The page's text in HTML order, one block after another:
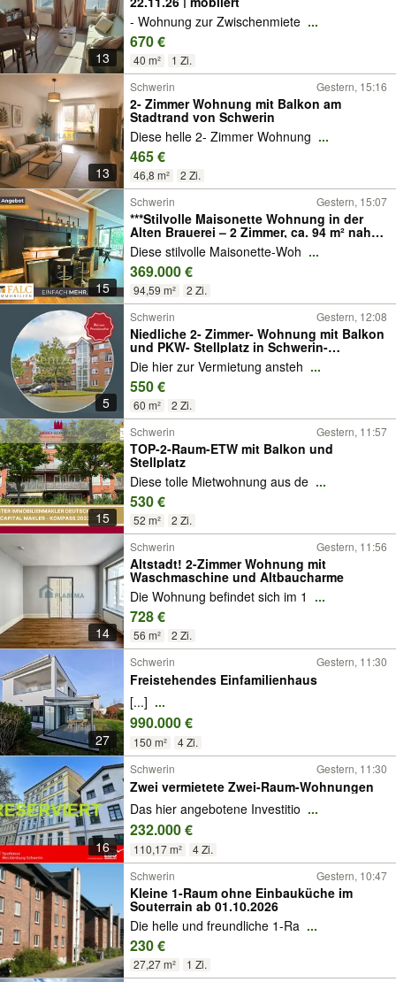
13
- Wohnung zur Zwischenmiete ...
670 €
40 m² 1 Zi.
13
Schwerin Gestern, 15:16
2- Zimmer Wohnung mit Balkon am
Stadtrand von Schwerin
Diese helle 2- Zimmer Wohnung ...
465 €
46,8 m² 2 Zi.
15
Schwerin Gestern, 15:07
***Stilvolle Maisonette Wohnung in der
Alten Brauerei – 2 Zimmer, ca. 94 m² nahe
Ziegelinnensee***
Diese stilvolle Maisonette-Woh ...
369.000 €
94,59 m² 2 Zi.
5
Schwerin Gestern, 12:08
Niedliche 2- Zimmer- Wohnung mit Balkon
und PKW- Stellplatz in Schwerin-
Friedrichsthal !
Die hier zur Vermietung ansteh ...
550 €
60 m² 2 Zi.
15
Schwerin Gestern, 11:57
TOP-2-Raum-ETW mit Balkon und
Stellplatz
Diese tolle Mietwohnung aus de ...
530 €
52 m² 2 Zi.
14
Schwerin Gestern, 11:56
Altstadt! 2-Zimmer Wohnung mit
Waschmaschine und Altbaucharme
Die Wohnung befindet sich im 1 ...
728 €
56 m² 2 Zi.
27
Schwerin Gestern, 11:30
Freistehendes Einfamilienhaus
[...] ...
990.000 €
150 m² 4 Zi.
16
Schwerin Gestern, 11:30
Zwei vermietete Zwei-Raum-Wohnungen
Das hier angebotene Investitio ...
232.000 €
110,17 m²
4 Zi.
Schwerin
Gestern, 10:47
Kleine 1-Raum ohne Einbauküche im
Souterrain ab 01.10.2026
Die helle und freundliche 1-Ra ...
230 €
27,27 m² 1 Zi.